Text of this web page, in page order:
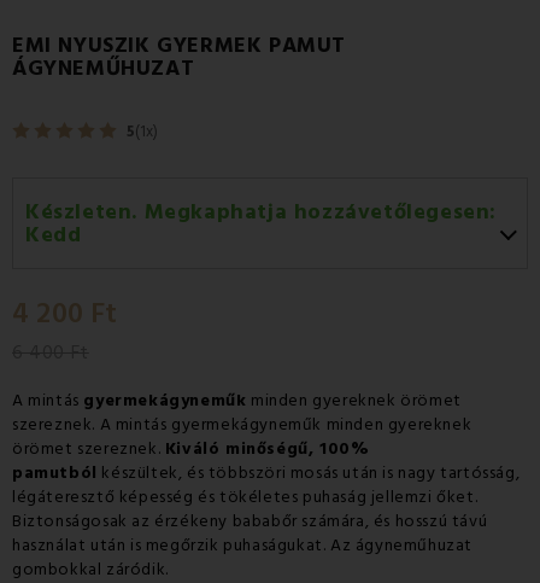
EMI NYUSZIK GYERMEK PAMUT
ÁGYNEMŰHUZAT
5(1x)
Készleten. Megkaphatja hozzávetőlegesen:
Kedd
Szerda 12.08
4 200 Ft
A mintás gyermekágyneműk minden gyereknek örömet
szereznek. A mintás gyermekágyneműk minden gyereknek
örömet szereznek. Kiváló minőségű, 100%
pamutból készültek, és többszöri mosás után is nagy tartósság,
légáteresztő képesség és tökéletes puhaság jellemzi őket.
Biztonságosak az érzékeny bababőr számára, és hosszú távú
használat után is megőrzik puhaságukat. Az ágyneműhuzat
gombokkal záródik.